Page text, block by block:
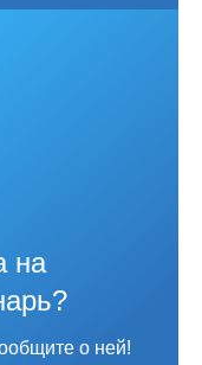
на
о ней!